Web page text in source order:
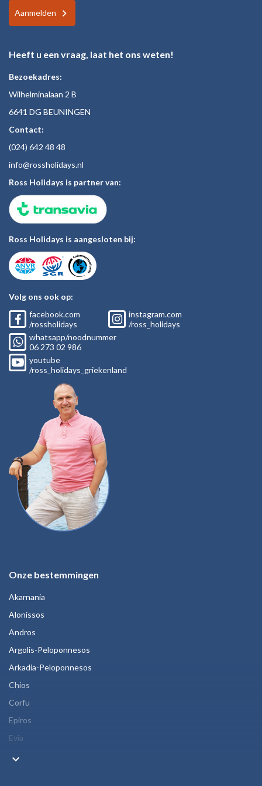
Aanmelden
Heeft u een vraag, laat het ons weten!
Bezoekadres:
Wilhelminalaan 2 B
6641 DG BEUNINGEN
Contact:
(024) 642 48 48
info@rossholidays.nl
Ross Holidays is partner van:
Ross Holidays is aangesloten bij:
Volg ons ook op:
facebook.com
/rossholidays
instagram.com
/ross_holidays
whatsapp/noodnummer
06 273 02 986
youtube
/ross_holidays_griekenland
Onze bestemmingen
Akarnania
Alonissos
Andros
Argolis-Peloponnesos
Arkadia-Peloponnesos
Chios
Corfu
Epiros
Evia
keyboard_arrow_down